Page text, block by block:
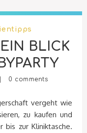
BLICK
0 comments
vergeht wie
zu kaufen und
bis zur Kliniktasche.